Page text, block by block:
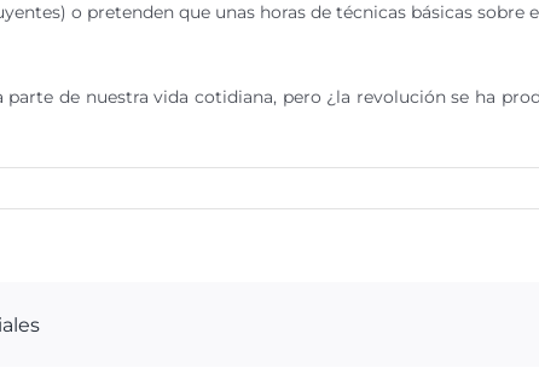
o pretenden que unas horas de técnicas básicas
de nuestra vida cotidiana, pero ¿la revolución se ha